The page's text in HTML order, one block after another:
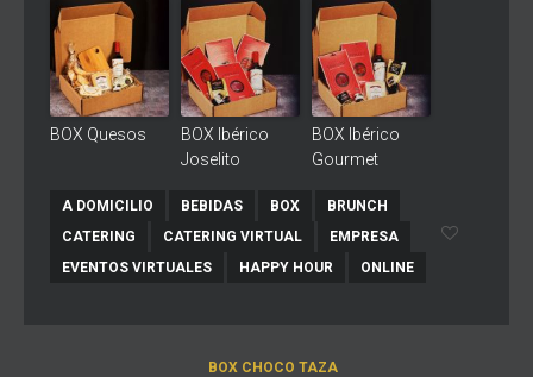
BOX Quesos
BOX Ibérico
Joselito
BOX Ibérico
Gourmet
A DOMICILIO BEBIDAS BOX
BRUNCH
CATERING
CATERING VIRTUAL
EMPRESA
EVENTOS VIRTUALES
HAPPY HOUR ONLINE
BOX CHOCO TAZA